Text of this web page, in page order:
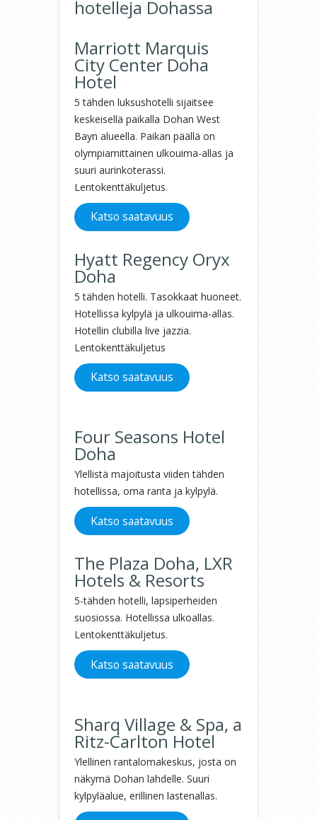
hotelleja Dohassa
Marriott Marquis
City Center Doha
Hotel
5 tähden luksushotelli sijaitsee
keskeisellä paikalla Dohan West
Bayn alueella. Paikan päällä on
olympiamittainen ulkouima-allas ja
suuri aurinkoterassi.
Lentokenttäkuljetus.
Katso saatavuus
Hyatt Regency Oryx
Doha
5 tähden hotelli. Tasokkaat huoneet.
Hotellissa kylpylä ja ulkouima-allas.
Hotellin clubilla live jazzia.
Lentokenttäkuljetus
Katso saatavuus
Four Seasons Hotel
Doha
Ylellistä majoitusta viiden tähden
hotellissa, oma ranta ja kylpylä.
Katso saatavuus
The Plaza Doha, LXR
Hotels & Resorts
5-tähden hotelli, lapsiperheiden
suosiossa. Hotellissa ulkoallas.
Lentokenttäkuljetus.
Katso saatavuus
Sharq Village & Spa, a
Ritz-Carlton Hotel
Ylellinen rantalomakeskus, josta on
näkymä Dohan lahdelle. Suuri
kylpyläalue, erillinen lastenallas.